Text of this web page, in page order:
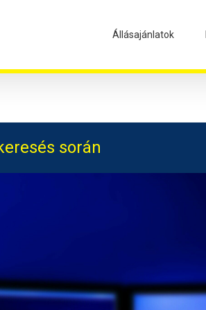
Állásajánlatok
során